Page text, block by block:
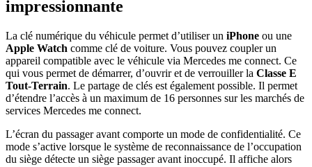
impressionnante
La clé numérique du véhicule permet d’utiliser un iPhone ou une
Apple Watch comme clé de voiture. Vous pouvez coupler un
appareil compatible avec le véhicule via Mercedes me connect. Ce
qui vous permet de démarrer, d’ouvrir et de verrouiller la Classe E
Tout-Terrain. Le partage de clés est également possible. Il permet
d’étendre l’accès à un maximum de 16 personnes sur les marchés de
services Mercedes me connect.
L’écran du passager avant comporte un mode de confidentialité. Ce
mode s’active lorsque le système de reconnaissance de l’occupation
du siège détecte un siège passager avant inoccupé. Il affiche alors